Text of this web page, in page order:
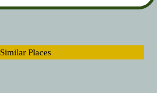
Similar Places